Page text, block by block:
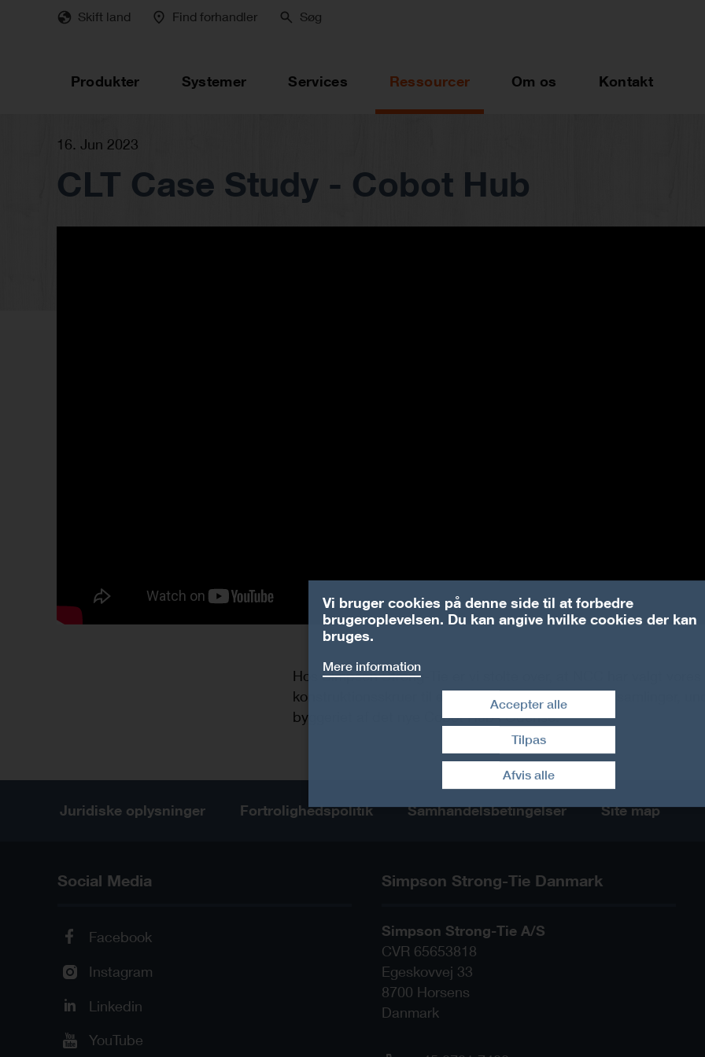
Skift land Find forhandler Søg
Produkter Systemer Services Ressourcer Om os Kontakt
16. Jun 2023
CLT Case Study - Cobot Hub
Hos Simpson Strong-Tie er vi stolte over, at NCC har valgt vores
konstruktionsskruer til en række CLT og massivtræ samlinger,
byggeriet af det nye Cobot Hub i Odense.
Juridiske oplysninger Fortrolighedspolitik Samhandelsbetingelser Site map
Simpson Strong-Tie Danmark
Simpson Strong-Tie A/S
CVR 65653818
Egeskovvej 33
8700 Horsens
Danmark
Social Media
Facebook
Instagram
Linkedin
YouTube
Vi bruger cookies på denne side til at forbedre
brugeroplevelsen. Du kan angive hvilke cookies der kan
bruges.
Mere information
Afvis alle
Accepter alle
Træk samtykke tilbage
Tilpas